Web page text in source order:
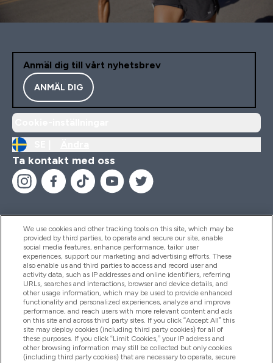
Anmäl dig till vårt nyhetsbrev
ANMÄL DIG
Ta kontakt med oss
Hjälp & Information
Produkter
Företagsinformation
We use cookies and other tracking tools on this site, which may be
provided by third parties, to operate and secure our site, enable
social media features, enhance performance, tailor user
experiences, support our marketing and advertising efforts. These
also enable us and third parties to access and record user and
activity data, such as IP addresses and online identifiers, referring
URLs, searches and interactions, browser and device details, and
other usage information, which may be used to provide enhanced
functionality and personalized experiences, analyze and improve
performance, and reach users with more relevant content and ads
on this site and across third party sites. If you click “Accept All” this
site may deploy cookies (including third party cookies) for all of
these purposes. If you click “Limit Cookies,” your IP address and
other browsing information may still be collected but only cookies
(including third party cookies) that are necessary to operate, secure